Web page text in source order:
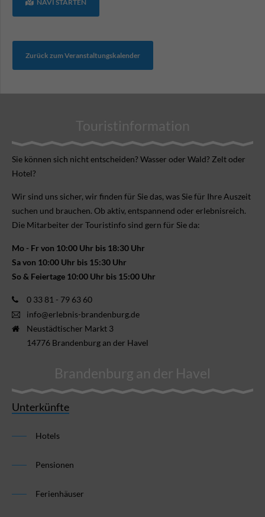
NAVI STARTEN
Zurück zum Veranstaltungskalender
Touristinformation
Sie können sich nicht ent­scheiden? Wasser oder Wald? Zelt oder
Hotel?
Wir sind uns sicher, wir finden für Sie das, was Sie für Ihre Aus­zeit
suchen und brauchen. Ob aktiv, ent­spannend oder erlebnis­reich.
Die Mitarbeiter der Touristinfo sind gern für Sie da:
Mo - Fr von 10:00 Uhr bis 18:30 Uhr
Sa von 10:00 Uhr bis 15:30 Uhr
So & Feiertage 10:00 Uhr bis 15:00 Uhr
0 33 81 - 79 63 60
info@erlebnis-brandenburg.de
Neustädtischer Markt 3
14776 Brandenburg an der Havel
Brandenburg an der Havel
Unterkünfte
Hotels
Pensionen
Ferienhäuser